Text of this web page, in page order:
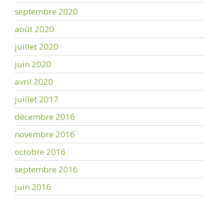
septembre 2020
août 2020
juillet 2020
juin 2020
avril 2020
juillet 2017
décembre 2016
novembre 2016
octobre 2016
septembre 2016
juin 2016